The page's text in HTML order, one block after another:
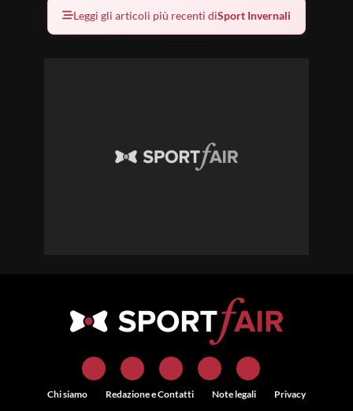
Leggi gli articoli più recenti diSport Invernali
Chi siamo Redazione e Contatti Note legali Privacy